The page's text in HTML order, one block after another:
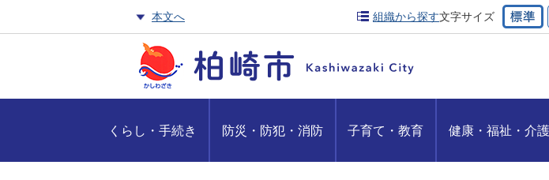
本文へ 組織から探す文字サイズ
くらし・手続き 防災・防犯・消防 子育て・教育 健康・福祉・介護